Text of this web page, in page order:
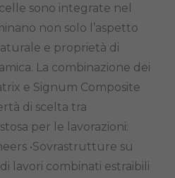
sono integrate nel
non solo l’aspetto
e proprietà di
La combinazione dei
e Signum Composite
di scelta tra
per le lavorazioni:
•Sovrastrutture su
lavori combinati estraibili